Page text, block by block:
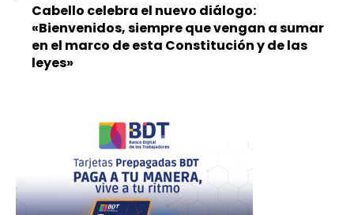
Cabello celebra el nuevo diálogo:
«Bienvenidos, siempre que vengan a sumar
en el marco de esta Constitución y de las
leyes»